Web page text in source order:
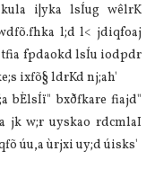
i|yka lsÍug wêlrK
l;d l< jdiqfoaj
fpdaokd lsÍu iodpdr
ixfõ§ ldrKd nj;ah'
bÈlsÍï" bxðfkare fiajd"
jk w;r uyskao rdcmlaI
úu,a ùrjxi uy;d úisks'